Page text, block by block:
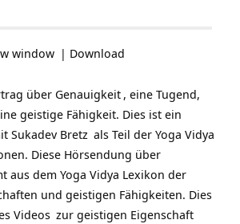
window | Download
über Genauigkeit , eine Tugend,
geistige Fähigkeit. Dies ist ein
Sukadev Bretz als Teil der Yoga Vidya
. Diese Hörsendung über
aus dem Yoga Vidya Lexikon der
und geistigen Fähigkeiten. Dies
Videos zur geistigen Eigenschaft